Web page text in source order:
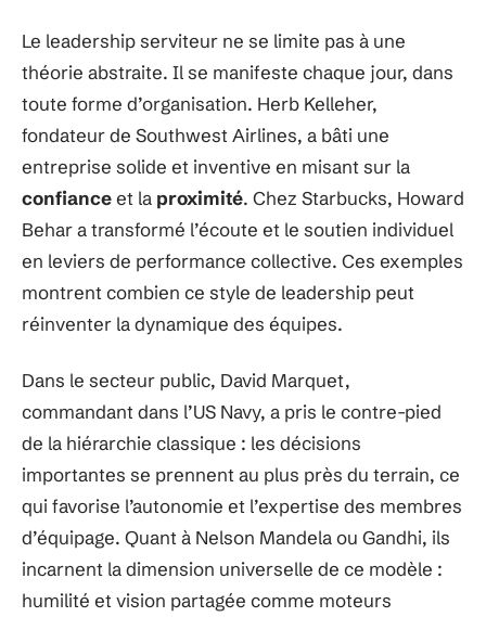
Le leadership serviteur ne se limite pas à une
théorie abstraite. Il se manifeste chaque jour, dans
toute forme d’organisation. Herb Kelleher,
fondateur de Southwest Airlines, a bâti une
entreprise solide et inventive en misant sur la
confianceet la proximité. Chez Starbucks, Howard
Behar a transformé l’écoute et le soutien individuel
en leviers de performance collective. Ces exemples
montrent combien ce style de leadership peut
réinventer la dynamique des équipes.
Dans le secteur public, David Marquet,
commandant dans l’US Navy, a pris le contre-pied
de la hiérarchie classique : les décisions
importantes se prennent au plus près du terrain, ce
qui favorise l’autonomie et l’expertise des membres
d’équipage. Quant à Nelson Mandela ou Gandhi, ils
incarnent la dimension universelle de ce modèle :
humilité et vision partagée comme moteurs